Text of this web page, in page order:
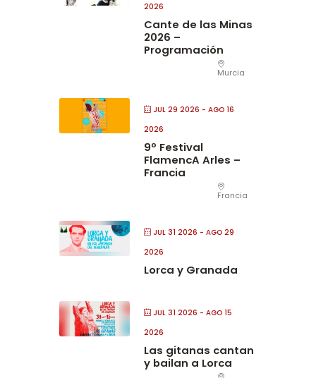
2026
Cante de las Minas
2026 –
Programación
Murcia
JUL 29 2026 - AGO 16
2026
9º Festival
FlamencA Arles –
Francia
Francia
JUL 31 2026 - AGO 29
2026
Lorca y Granada
JUL 31 2026 - AGO 15
2026
Las gitanas cantan
y bailan a Lorca